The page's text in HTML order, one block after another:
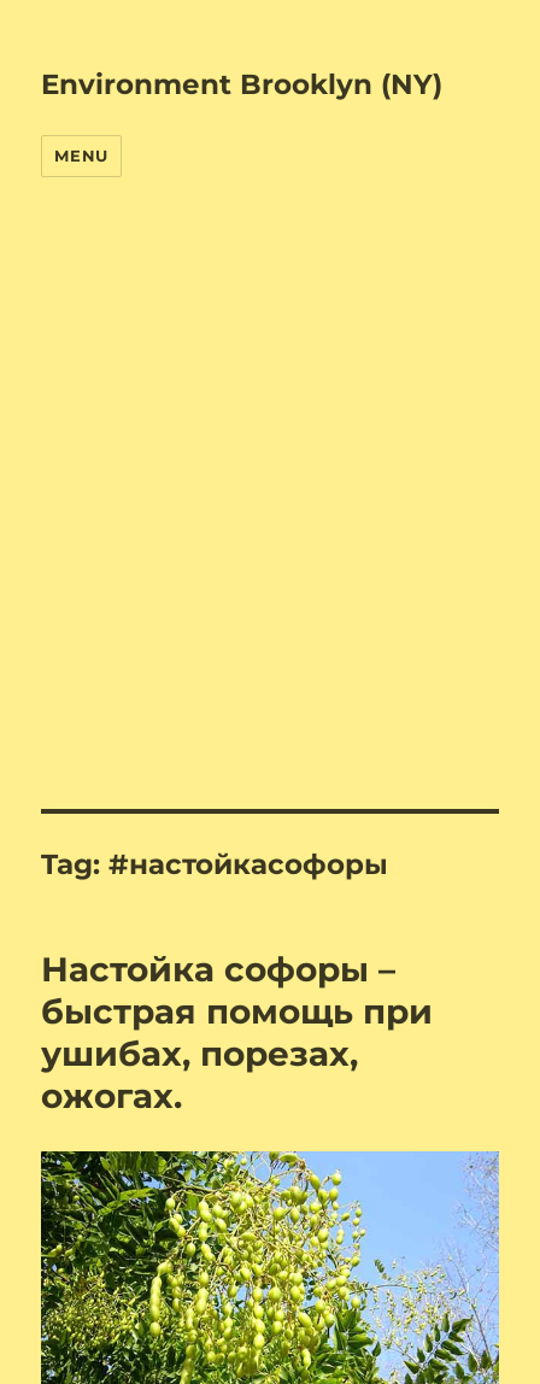
Environment Brooklyn (NY)
MENU
Tag:#настойкасофоры
Настойка софоры –
быстрая помощь при
ушибах, порезах,
ожогах.